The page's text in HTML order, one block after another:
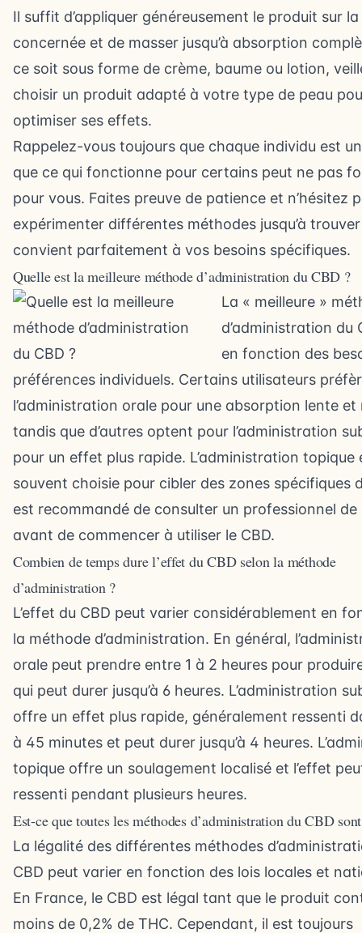
Il suffit d’appliquer généreusement le produit sur
concernée et de masser jusqu’à absorption
ce soit sous forme de crème, baume ou lotion,
choisir un produit adapté à votre type de peau
optimiser ses effets.
Rappelez-vous toujours que chaque individu est
que ce qui fonctionne pour certains peut ne pas
pour vous. Faites preuve de patience et n’hésitez
expérimenter différentes méthodes jusqu’à
convient parfaitement à vos besoins spécifiques.
Quelle est la meilleure méthode d’administration du CBD ?
La « meilleure »
d’administration du
en fonction des
préférences individuels. Certains utilisateurs
l’administration orale pour une absorption lente et
tandis que d’autres optent pour l’administration
pour un effet plus rapide. L’administration topique
souvent choisie pour cibler des zones spécifiques
est recommandé de consulter un professionnel de
avant de commencer à utiliser le CBD.
Combien de temps dure l’effet du CBD selon la méthode
d’administration ?
L’effet du CBD peut varier considérablement en
la méthode d’administration. En général,
orale peut prendre entre 1 à 2 heures pour
qui peut durer jusqu’à 6 heures. L’administration
offre un effet plus rapide, généralement ressenti
à 45 minutes et peut durer jusqu’à 4 heures.
topique offre un soulagement localisé et l’effet
ressenti pendant plusieurs heures.
Est-ce que toutes les méthodes d’administration du CBD
La légalité des différentes méthodes
CBD peut varier en fonction des lois locales et
En France, le CBD est légal tant que le produit
moins de 0,2% de THC. Cependant, il est toujours